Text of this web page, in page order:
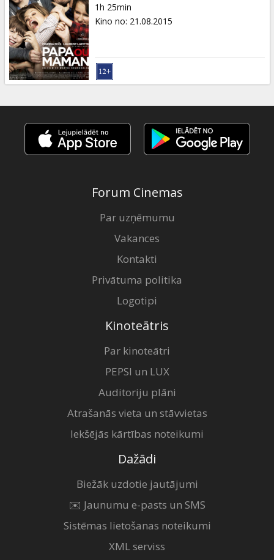
Dāvanu
kartes
Uzkodas
B2B
Kino
Klubs
1h 25min
Kino no: 21.08.2015
Forum Cinemas
Par uzņēmumu
Vakances
Kontakti
Privātuma politika
Logotipi
Kinoteātris
Par kinoteātri
PEPSI un LUX
Auditoriju plāni
Atrašanās vieta un stāvvietas
Iekšējās kārtības noteikumi
Dažādi
Biežāk uzdotie jautājumi
✉️ Jaunumu e-pasts un SMS
Sistēmas lietošanas noteikumi
XML serviss